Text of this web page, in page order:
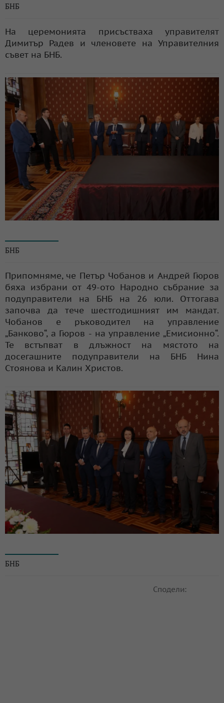
БНБ
На церемонията присъстваха управителят
Димитър Радев и членовете на Управителния
съвет на БНБ.
БНБ
Припомняме, че Петър Чобанов и Андрей Гюров
бяха избрани от 49-ото Народно събрание за
подуправители на БНБ на 26 юли. Оттогава
започва да тече шестгодишният им мандат.
Чобанов е ръководител на управление
„Банково“, а Гюров - на управление „Емисионно“.
Те встъпват в длъжност на мястото на
досегашните подуправители на БНБ Нина
Стоянова и Калин Христов.
БНБ
Сподели: